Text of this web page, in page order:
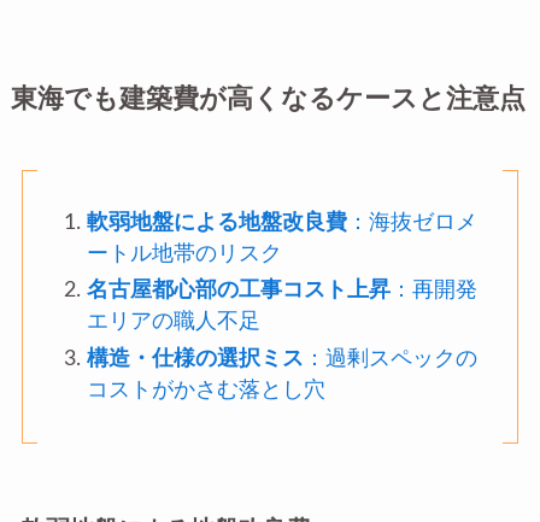
東海でも建築費が高くなるケースと注意点
軟弱地盤による地盤改良費：海抜ゼロメ
ートル地帯のリスク
名古屋都心部の工事コスト上昇：再開発
エリアの職人不足
構造・仕様の選択ミス ：過剰スペックの
コストがかさむ落とし穴